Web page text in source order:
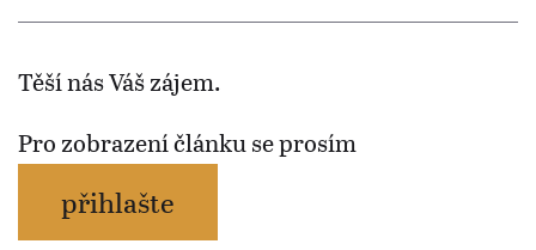
Těší nás Váš zájem.
Pro zobrazení článku se prosím
přihlašte